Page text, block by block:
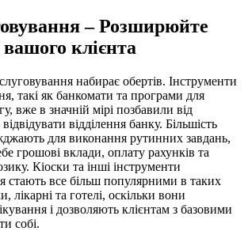
– Розширюйте
клієнта
набирає обертів. Інструменти
такі як банкомати та програми для
вже в значній мірі позбавили від
відділення банку. Більшість
для виконання рутинних завдань,
грошові вклади, оплату рахунків та
Кіоски та інші інструменти
стають все більш популярними в таких
лікарні та готелі, оскільки вони
і дозволяють клієнтам з базовими
собі.